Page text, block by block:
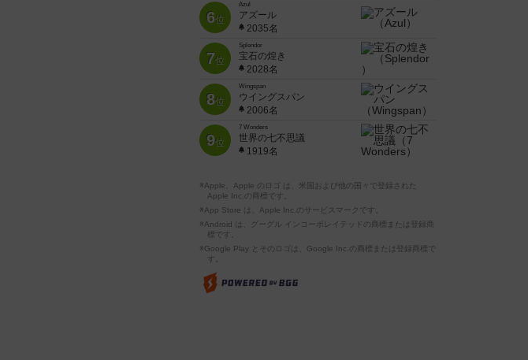
6位
Azul
アズール
2035名
7位
Splendor
宝石の煌き
2028名
8位
Wingspan
ウイングスパン
2006名
9位
7 Wonders
世界の七不思議
1919名
※Apple、Apple のロゴ は、米国および他の国々で登録された
Apple Inc.の商標です。
※App Store は、Apple Inc.のサービスマークです。
※Android は、グーグル インコーポレイテッドの商標または登録商
標です。
※Google Play とそのロゴは、Google Inc.の商標または登録商標で
す。